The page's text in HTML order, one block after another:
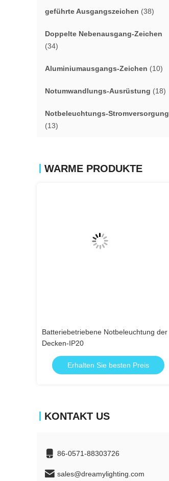
geführte Ausgangszeichen (38)
Doppelte Nebenausgang-Zeichen
(34)
Aluminiumausgangs-Zeichen (10)
Notumwandlungs-Ausrüstung (18)
Notbeleuchtungs-Stromversorgung
(13)
WARME PRODUKTE
Batteriebetriebene Notbeleuchtung der
Decken-IP20
Erhalten Sie besten Preis
KONTAKT US
86-0571-88303726
sales@dreamylighting.com